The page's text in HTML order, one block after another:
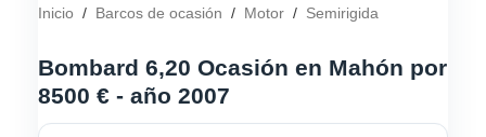
Inicio / Barcos de ocasión / Motor / Semirigida
Bombard 6,20 Ocasión en Mahón por
8500 € - año 2007